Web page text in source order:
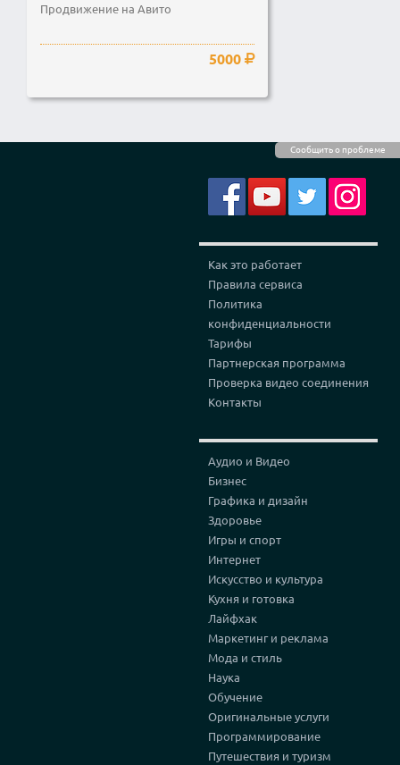
Сообщить о проблеме
Продвижение на Авито
5000
Как это работает
Правила сервиса
Политика
конфиденциальности
Тарифы
Партнерская программа
Проверка видео соединения
Контакты
Аудио и Видео
Бизнес
Графика и дизайн
Здоровье
Игры и спорт
Интернет
Искусство и культура
Кухня и готовка
Лайфхак
Маркетинг и реклама
Мода и стиль
Наука
Обучение
Оригинальные услуги
Программирование
Путешествия и туризм